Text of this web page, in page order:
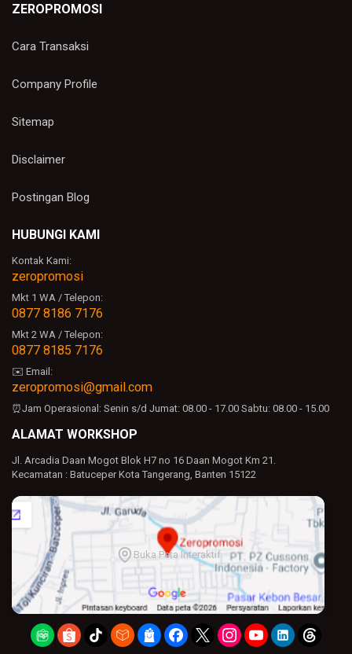
ZEROPROMOSI
Cara Transaksi
Company Profile
Sitemap
Disclaimer
Postingan Blog
HUBUNGI KAMI
Kontak Kami:
zeropromosi
Mkt 1 WA / Telepon:
0877 8186 7176
Mkt 2 WA / Telepon:
0877 8185 7176
✉️ Email:
zeropromosi@gmail.com
⏰Jam Operasional: Senin s/d Jumat: 08.00 - 17.00 Sabtu: 08.00 - 15.00
ALAMAT WORKSHOP
Jl. Arcadia Daan Mogot Blok H7 no 16 Daan Mogot Km 21.
Kecamatan : Batuceper Kota Tangerang, Banten 15122
Buka Peta Interaktif